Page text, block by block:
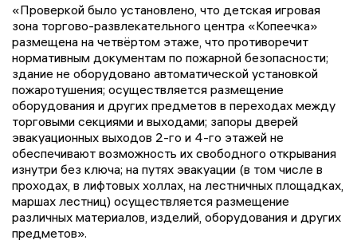
«Проверкой было установлено, что детская игровая
зона торгово-развлекательного центра «Копеечка»
размещена на четвёртом этаже, что противоречит
нормативным документам по пожарной безопасности;
здание не оборудовано автоматической установкой
пожаротушения; осуществляется размещение
оборудования и других предметов в переходах между
торговыми секциями и выходами; запоры дверей
эвакуационных выходов 2-го и 4-го этажей не
обеспечивают возможность их свободного открывания
изнутри без ключа; на путях эвакуации (в том числе в
проходах, в лифтовых холлах, на лестничных площадках,
маршах лестниц) осуществляется размещение
различных материалов, изделий, оборудования и других
предметов».